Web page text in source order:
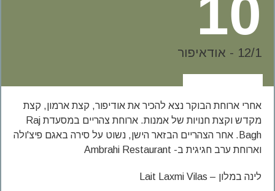
10
12/1 - אודאיפור
אחרי ארוחת הבוקר נצא להכיר את אודיפור, קצת ארמון, קצת
מקדש וקצת חנויות של אמנות. ארוחת צהריים במסעדת Raj
Bagh. אחר הצהריים הבזאר הישן, נשוט על סירה באגם פיצ'ולה
וארוחת ערב חגיגית ב- Ambrahi Restaurant
לינה במלון – Lait Laxmi Vilas